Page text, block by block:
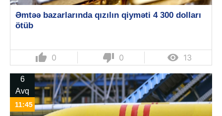
Əmtəə bazarlarında qızılın qiyməti 4 300 dolları
ötüb
thumb_up 0 thumb_down 0  13
6
Avq
11:45